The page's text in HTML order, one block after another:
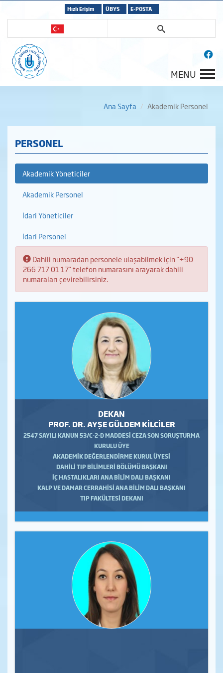
Hızlı Erişim ÜBYS E-POSTA
MENU
Ana Sayfa Akademik Personel
PERSONEL
Akademik Yöneticiler
Akademik Personel
İdari Yöneticiler
İdari Personel
Bilgi:
Dahili numaradan personele ulaşabilmek için "+90
266 717 01 17" telefon numarasını arayarak dahili
numaraları çevirebilirsiniz.
DEKAN
PROF. DR. AYŞE GÜLDEM KİLCİLER
2547 SAYILI KANUN 53/C-2-D MADDESİ CEZA SON SORUŞTURMA
KURULU ÜYE
AKADEMİK DEĞERLENDİRME KURUL ÜYESİ
DAHİLİ TIP BİLİMLERİ BÖLÜMÜ BAŞKANI
İÇ HASTALIKLARI ANA BİLİM DALI BAŞKANI
KALP VE DAMAR CERRAHİSİ ANA BİLİM DALI BAŞKANI
TIP FAKÜLTESİ DEKANI